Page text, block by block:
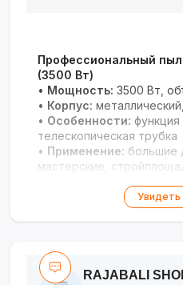
Профессиональный
(3500 Вт)
• Мощность: 3500 Вт,
• Корпус:
• Особенности: функция
телескопическая трубка
• Применение: большие
мастерские,
Надежное решение для
системой легкой очистки.
RAJABALI